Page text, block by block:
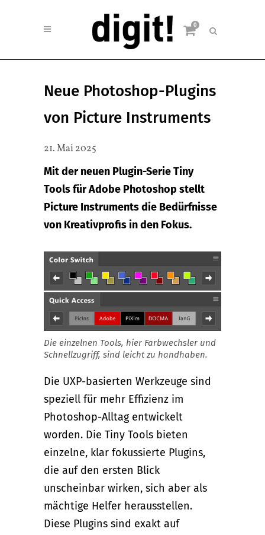
0
Neue Photoshop-Plugins
von Picture Instruments
21. Mai 2025
Mit der neuen Plugin-Serie Tiny
Tools für Adobe Photoshop stellt
Picture Instruments die Bedürfnisse
von Kreativprofis in den Fokus.
Die einzelnen Tools, hier Farbwechsler und
Schnellzugriff, sind leicht zu handhaben.
Die UXP-basierten Werkzeuge sind
speziell für mehr Effizienz im
Photoshop-Alltag entwickelt
worden. Die Tiny Tools bieten
einzelne, klar fokussierte Plugins,
die auf den ersten Blick
unscheinbar wirken, sich aber als
mächtige Helfer herausstellen.
Diese Plugins sind exakt auf